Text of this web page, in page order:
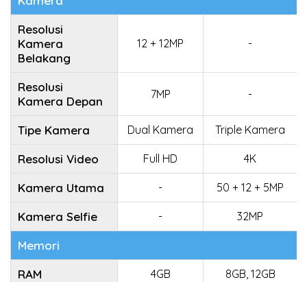
Resolusi
Kamera
Belakang
12 + 12MP -
Resolusi
Kamera Depan
7MP -
Tipe Kamera Dual Kamera Triple Kamera
Resolusi Video Full HD 4K
Kamera Utama - 50 + 12 + 5MP
Kamera Selfie - 32MP
Memori
RAM
4GB 8GB, 12GB